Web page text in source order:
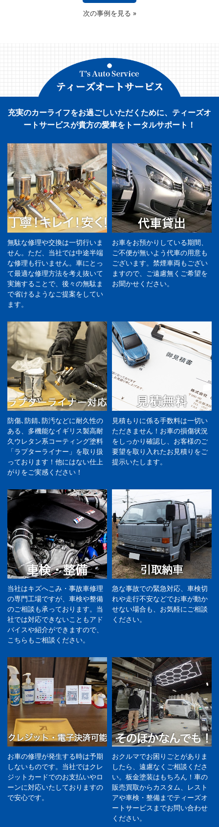
次の事例を見る »
充実のカーライフをお過ごしいただくために、ティーズオ
ートサービスが貴方の愛車をトータルサポート！
無駄な修理や交換は一切行いま
せん。ただ、当社では中途半端
な修理も行いません。車にとっ
て最適な修理方法を考え抜いて
実施することで、後々の無駄ま
で省けるようなご提案をしてい
ます。
お車をお預かりしている期間、
ご不便が無いよう代車の用意も
ございます。禁煙車両もござい
ますので、ご遠慮無くご希望を
お聞かせください。
防傷､防錆､防汚などに耐久性の
ある、多機能なイギリス製高耐
久ウレタン系コーティング塗料
「ラプターライナー」を取り扱
っております！他にはない仕上
がりをご実感ください！
見積もりに係る手数料は一切い
ただきません！お車の損傷状況
をしっかり確認し、お客様のご
要望を取り入れたお見積りをご
提示いたします。
当社はキズへこみ・事故車修理
の専門工場ですが、車検や整備
のご相談も承っております。当
社では対応できないこともアド
バイスや紹介ができますので、
こちらもご相談ください。
急な事故での緊急対応、車検切
れや走行不安などでお車が動か
せない場合も、お気軽にご相談
ください。
お車の修理が発生する時は予期
しないものです。当社ではクレ
ジットカードでのお支払いやロ
ーンに対応いたしておりますの
で安心です。
おクルマでお困りごとがありま
したら、遠慮なくご相談くださ
い。板金塗装はもちろん！車の
販売買取からカスタム、レスト
アや車検・整備までティーズオ
ートサービスまでお問い合わせ
ください。